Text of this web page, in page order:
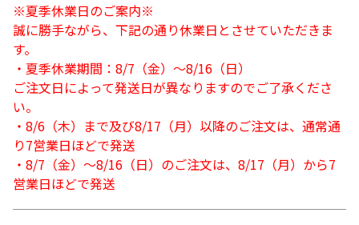
※夏季休業日のご案内※
誠に勝手ながら、下記の通り休業日とさせていただきま
す。
・夏季休業期間：8/7（金）～8/16（日）
ご注文日によって発送日が異なりますのでご了承くださ
い。
・8/6（木）まで及び8/17（月）以降のご注文は、通常通
り7営業日ほどで発送
・8/7（金）～8/16（日）のご注文は、8/17（月）から7
営業日ほどで発送